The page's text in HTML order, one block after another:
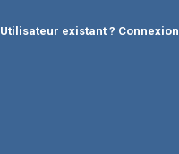
Utilisateur existant ? Connexion